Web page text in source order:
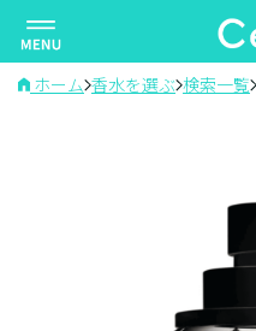
ナ
ビ
ゲ ホーム 香水を選ぶ 検索一覧